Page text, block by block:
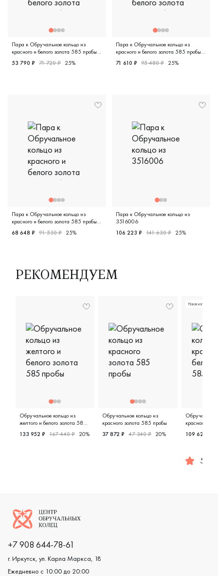
Пара к Обручальное кольцо из
красного и белого золота 585 пробы
53 790 ₽ 71 720 ₽ 25%
Пара к Обручальное кольцо из
красного и белого золота 585 пробы
71 610 ₽ 95 480 ₽ 25%
Пара к Обручальное кольцо из
красного и белого золота 585 пробы
926-110
68 648 ₽ 91 530 ₽ 25%
Пара к Обручальное кольцо из
3516006
106 223 ₽ 141 630 ₽ 25%
РЕКОМЕНДУЕМ
Обручальное кольцо из
желтого и белого золота 585
пробы
Мужские, парные, желтое и белое золото 585 пробы,
133 952 ₽ 167 440 ₽ 20%
Обручальное кольцо из
красного золота 585 пробы
Женские, мужские, парные,
37 872 ₽ 47 340 ₽ 20%
Новая коллекция
красного и
пробы
109 620 ₽
5.0
Логотип компании
+7 908 644-78-61
г. Иркутск, ул. Карла Маркса, 18
Ежедневно с 10:00 до 20:00